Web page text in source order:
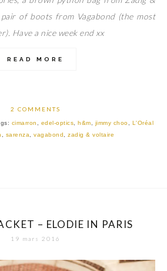
of boots from Vagabond (the most
Have a nice week end xx
READ MORE
2 COMMENTS
cimarron , edel-optics,h&m, jimmy choo, L'Oréal
, sarenza,vagabond,zadig & voltaire
– ELODIE IN PARIS
19 mars 2016